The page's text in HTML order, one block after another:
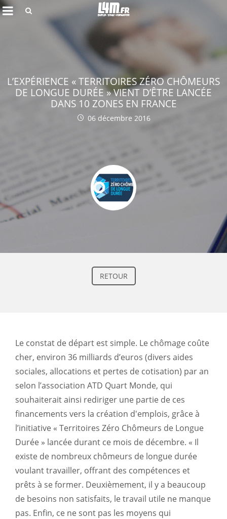
RETOUR
L’EXPÉRIENCE « TERRITOIRES ZÉRO CHÔMEURS
DE LONGUE DURÉE » VIENT D’ÊTRE LANCÉE
DANS 10 ZONES EN FRANCE
06 décembre 2016
Le constat de départ est simple. Le chômage coûte
cher, environ 36 milliards d’euros (divers aides
sociales, allocations et pertes de cotisation) par an
selon l’association ATD Quart Monde, qui
souhaiterait ainsi rediriger une partie de ces
financements vers la création d'emplois, grâce à
l’initiative « Territoires Zéro Chômeurs de Longue
Durée » lancée durant ce mois de décembre. « Il
existe de nombreux chômeurs de longue durée
voulant travailler, offrant des compétences et
prêts à se former. Deuxièmement, il y a beaucoup
de besoins non satisfaits, le travail utile ne manque
pas. Enfin, ce ne sont pas les moyens qui